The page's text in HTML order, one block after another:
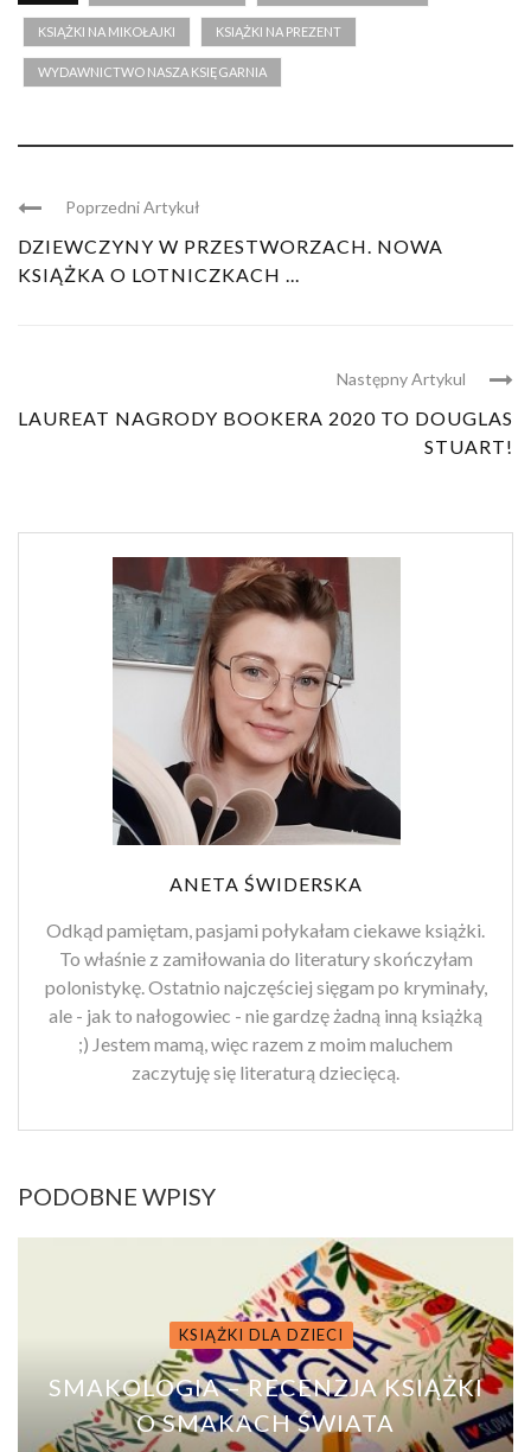
KSIĄŻKI NA MIKOŁAJKI KSIĄŻKI NA PREZENT
WYDAWNICTWO NASZA KSIĘGARNIA
Poprzedni Artykuł
DZIEWCZYNY W PRZESTWORZACH. NOWA
KSIĄŻKA O LOTNICZKACH ...
Następny Artykul
LAUREAT NAGRODY BOOKERA 2020 TO DOUGLAS
STUART!
ANETA ŚWIDERSKA
Odkąd pamiętam, pasjami połykałam ciekawe książki.
To właśnie z zamiłowania do literatury skończyłam
polonistykę. Ostatnio najczęściej sięgam po kryminały,
ale - jak to nałogowiec - nie gardzę żadną inną książką
;) Jestem mamą, więc razem z moim maluchem
zaczytuję się literaturą dziecięcą.
PODOBNE WPISY
KSIĄŻKI DLA DZIECI
SMAKOLOGIA – RECENZJA KSIĄŻKI
O SMAKACH ŚWIATA